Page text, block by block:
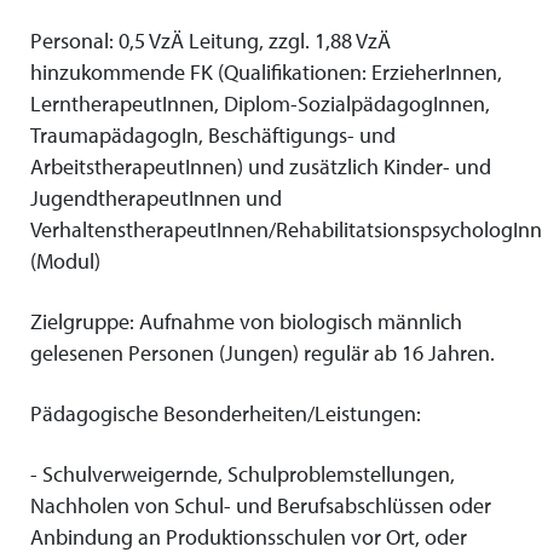
Personal: 0,5 VzÄ Leitung, zzgl. 1,88 VzÄ
hinzukommende FK (Qualifikationen: ErzieherInnen,
LerntherapeutInnen, Diplom-SozialpädagogInnen,
TraumapädagogIn, Beschäftigungs- und
ArbeitstherapeutInnen) und zusätzlich Kinder- und
JugendtherapeutInnen und
VerhaltenstherapeutInnen/
(Modul)
Zielgruppe: Aufnahme von biologisch männlich
gelesenen Personen (Jungen) regulär ab 16 Jahren.
Pädagogische Besonderheiten/Leistungen:
- Schulverweigernde, Schulproblemstellungen,
Nachholen von Schul- und Berufsabschlüssen oder
Anbindung an Produktionsschulen vor Ort, oder